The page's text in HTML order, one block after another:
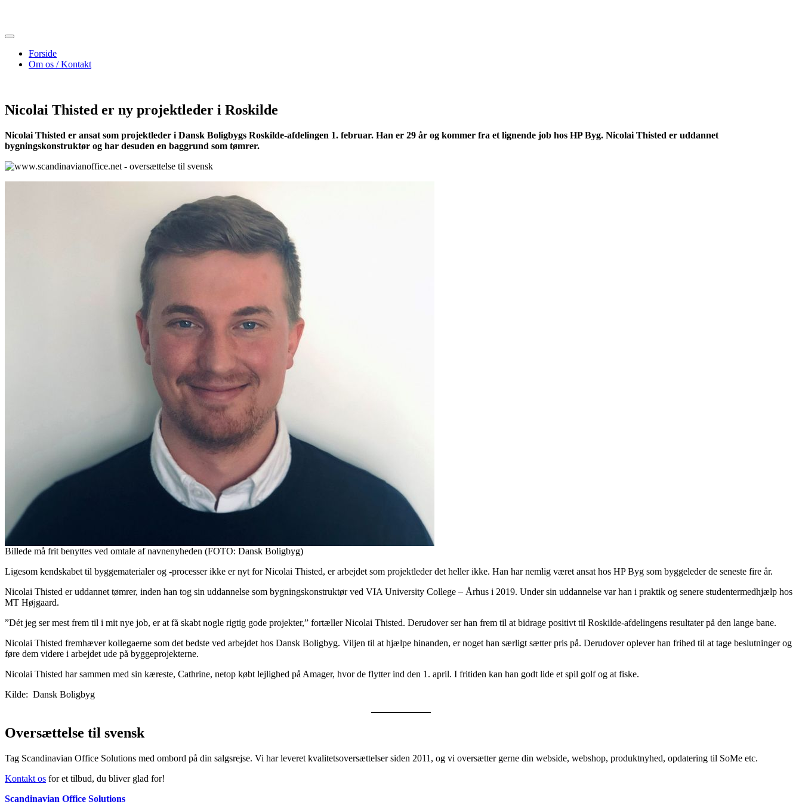
Forside
Om os / Kontakt
Nicolai Thisted er ny projektleder i Roskilde
Nicolai Thisted er ansat som projektleder i Dansk Boligbygs Roskilde-afdelingen 1. februar. Han er 29 år og kommer fra et lignende job hos HP Byg. Nicolai Thisted er uddannet
bygningskonstruktør og har desuden en baggrund som tømrer.
Billede må frit benyttes ved omtale af navnenyheden (FOTO: Dansk Boligbyg)
Ligesom kendskabet til byggematerialer og -processer ikke er nyt for Nicolai Thisted, er arbejdet som projektleder det heller ikke. Han har nemlig været ansat hos HP Byg som byggeleder de seneste fire år.
Nicolai Thisted er uddannet tømrer, inden han tog sin uddannelse som bygningskonstruktør ved VIA University College – Århus i 2019. Under sin uddannelse var han i praktik og senere studentermedhjælp hos
MT Højgaard.
”Dét jeg ser mest frem til i mit nye job, er at få skabt nogle rigtig gode projekter,” fortæller Nicolai Thisted. Derudover ser han frem til at bidrage positivt til Roskilde-afdelingens resultater på den lange bane.
Nicolai Thisted fremhæver kollegaerne som det bedste ved arbejdet hos Dansk Boligbyg. Viljen til at hjælpe hinanden, er noget han særligt sætter pris på. Derudover oplever han frihed til at tage beslutninger og
føre dem videre i arbejdet ude på byggeprojekterne.
Nicolai Thisted har sammen med sin kæreste, Cathrine, netop købt lejlighed på Amager, hvor de flytter ind den 1. april. I fritiden kan han godt lide et spil golf og at fiske.
Kilde: Dansk Boligbyg
Oversættelse til svensk
Tag Scandinavian Office Solutions med ombord på din salgsrejse. Vi har leveret kvalitetsoversættelser siden 2011, og vi oversætter gerne din webside, webshop, produktnyhed, opdatering til SoMe etc.
Kontakt os for et tilbud, du bliver glad for!
Scandinavian Office Solutions